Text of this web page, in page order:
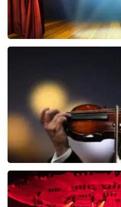
BEKIJKEN
Andre Rieu
5618+reviews